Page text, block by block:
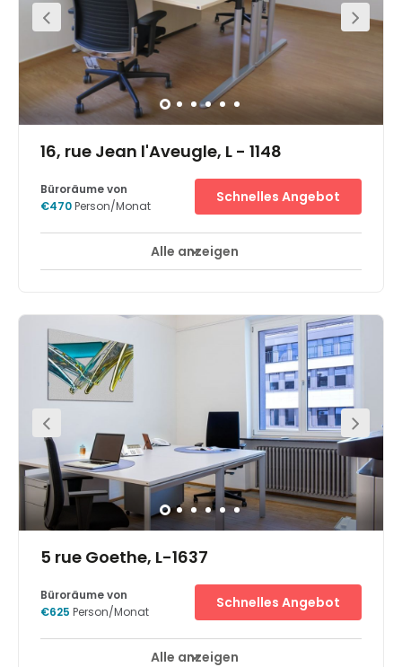
16, rue Jean l'Aveugle, L - 1148
24-Stunden-Zugang Tagesbetreuung
Restaurants, Kulturinstitutionen, Theater und anderen
Freizeiteinrichtungen. Das Umfeld ist geprägt von einer
ruhigen Ambiente ohne Kriminalität. In umittelbarer Nähe
zum Bürostandort liegt eine der wichtigsten öffentlichen
Parkanlagen, und mehrere gute Hotels stehen den
Geschäfts- und Kundenbesuchern zur Verfügung. Das
Zentrum befindet sich nur wenige Minuten von der
Autobahn, 15 Minuten vom Flughafen, und 20 Minuten
vom Hauptbahnhof entfernt.
Büroräume von
€470Person/Monat
Schnelles Angebot
Alle anzeigen
5 rue Goethe, L-1637
24-Stunden-Zugang Tagesbetreuung
Büroräume von
€625 Person/Monat
Schnelles Angebot
Alle anzeigen